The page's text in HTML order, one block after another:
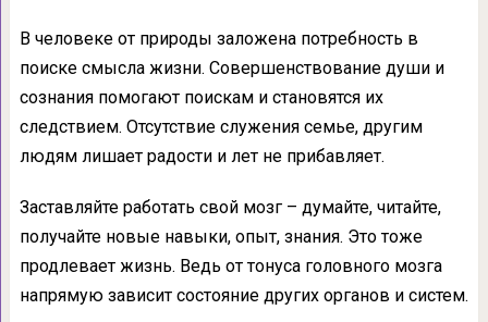
В человеке от природы заложена потребность в
поиске смысла жизни. Совершенствование души и
сознания помогают поискам и становятся их
следствием. Отсутствие служения семье, другим
людям лишает радости и лет не прибавляет.
Заставляйте работать свой мозг – думайте, читайте,
получайте новые навыки, опыт, знания. Это тоже
продлевает жизнь. Ведь от тонуса головного мозга
напрямую зависит состояние других органов и систем.